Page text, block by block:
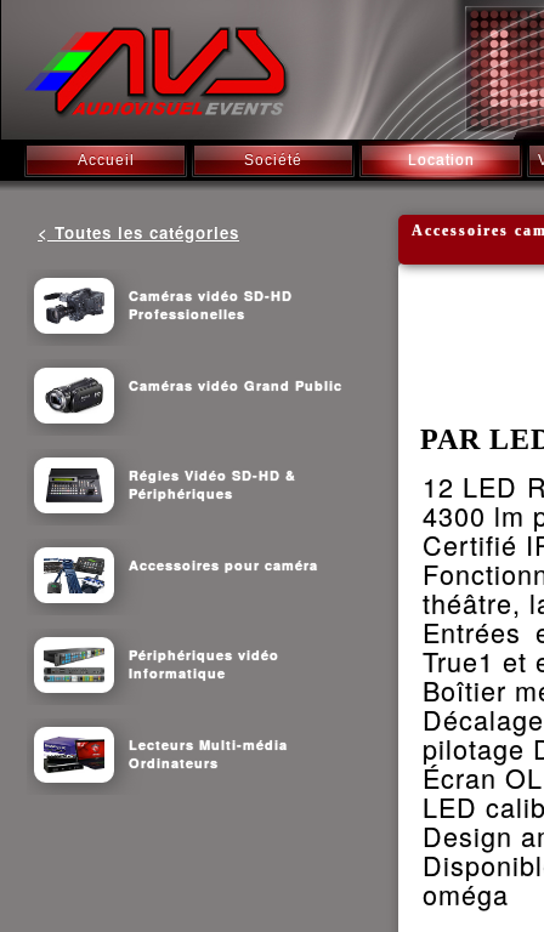
Accueil Société Location
< Toutes les catégories
Caméras vidéo SD-HD
Professionelles
Caméras vidéo Grand Public
Régies Vidéo SD-HD &
Périphériques
Accessoires pour caméra
Périphériques vidéo
Informatique
Lecteurs Multi-média
Ordinateurs
Accessoires
PAR
12 LED
4300 lm
Certifié
théâtre,
Entrées
True1 et
Boîtier
pilotage
Écran
LED
Design
oméga